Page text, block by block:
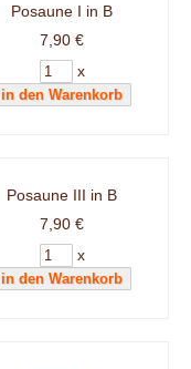
Posaune I in B
7,90 €
x
Posaune III in B
7,90 €
x